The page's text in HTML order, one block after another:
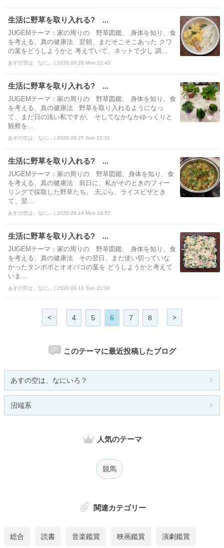
生活に野草を取り入れる? ...
JUGEMテーマ：家の周りの 野草図鑑、 身体を知り、食
を考える、真の健康法 翌朝、まだそこそこあった クワ
の葉をどうしようかと 考えていて、ネットで少し 調...
あすの空は、なに... | 2020.09.28 Mon 21:43
生活に野草を取り入れる? ...
JUGEMテーマ：家の周りの 野草図鑑、 身体を知り、食
を考える、真の健康法 野草を取り入れるようになっ
て、まだ日の浅い私ですが、 そしてなかなかゆっくりと
観察を...
あすの空は、なに... | 2020.09.27 Sun 22:31
生活に野草を取り入れる? ...
JUGEMテーマ：家の周りの 野草図鑑、身体を知り、食
を考える、真の健康法 前日に、私がそのときのフィー
リングで採取した野草たち。 天ぷら、ライスピザとき
て、翌...
あすの空は、なに... | 2020.09.14 Mon 16:57
生活に野草を取り入れる? ...
JUGEMテーマ：家の周りの 野草図鑑、 身体を知り、食
を考える、真の健康法 その翌日、まだ使い切っていな
かったタンポポとオオバコの葉を どうしようかと考えて
いま...
あすの空は、なに... | 2020.09.13 Sun 21:04
< 4 5 6 7 8 >
このテーマに最近投稿したブログ
あすの空は、なにいろ？
沼端系
人気のテーマ
競馬
関連カテゴリー
総合 読書 音楽鑑賞 映画鑑賞 演劇鑑賞